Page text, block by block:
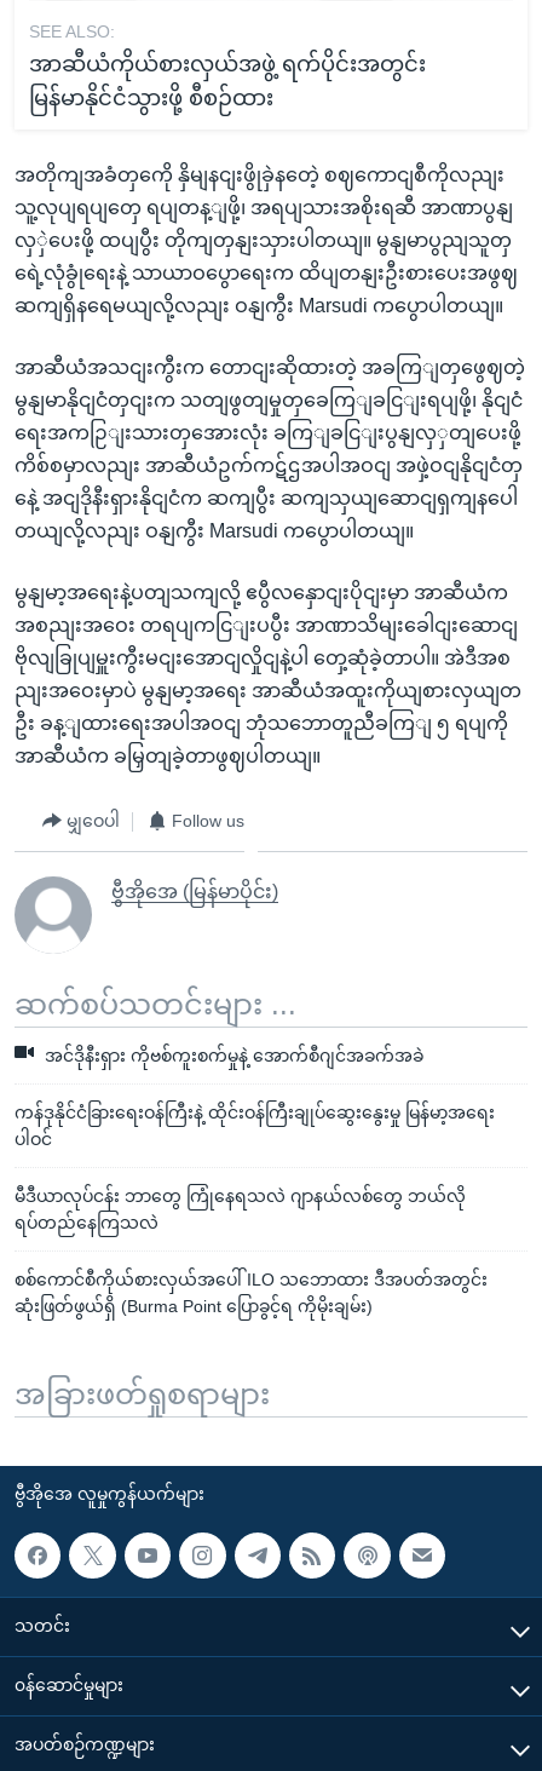
SEE ALSO:
အာဆီယံကိုယ်စားလှယ်အဖွဲ့ ရက်ပိုင်းအတွင်း
မြန်မာနိုင်ငံသွားဖို့ စီစဉ်ထား
အတိုကျအခံတှကေို နှိမျနငျးဖွိုခှဲနတေဲ့ စဈကောငျစီကိုလညျး
သူ့လုပျရပျတှေ ရပျတန့ျဖို့၊ အရပျသားအစိုးရဆီ အာဏာပွနျ
လှှဲပေးဖို့ ထပျပွီး တိုကျတှနျးသှားပါတယျ။ မွနျမာပွညျသူတှ
ရေဲ့လုံခွုံရေးနဲ့ သာယာဝပွောရေးက ထိပျတနျးဦးစားပေးအဖွဈ
ဆကျရှိနရေမယျလို့လညျး ဝနျကွီး Marsudi ကပွောပါတယျ။
အာဆီယံအသငျးကွီးက တောငျးဆိုထားတဲ့ အခကြျတှဖွေဈတဲ့
မွနျမာနိုငျငံတှငျးက သတျဖွတျမှုတှခေကြျခငြျးရပျဖို့၊ နိုငျငံ
ရေးအကဉြျးသားတှအေားလုံး ခကြျခငြျးပွနျလှှတျပေးဖို့
ကိစ်စမှာလညျး အာဆီယံဥက်ကဋ်ဌအပါအဝငျ အဖှဲ့ဝငျနိုငျငံတှ
နေဲ့ အငျဒိုနီးရှားနိုငျငံက ဆကျပွီး ဆကျသှယျဆောငျရှကျနပေါ
တယျလို့လညျး ဝနျကွီး Marsudi ကပွောပါတယျ။
မွနျမာ့အရေးနဲ့ပတျသကျလို့ ဧပွီလနှောငျးပိုငျးမှာ အာဆီယံက
အစညျးအဝေး တရပျကငြျးပပွီး အာဏာသိမျးခေါငျးဆောငျ
ဗိုလျခြုပျမှူးကွီးမငျးအောငျလှိုငျနဲ့ပါ တှေ့ဆုံခဲ့တာပါ။ အဲဒီအစ
ညျးအဝေးမှာပဲ မွနျမာ့အရေး အာဆီယံအထူးကိုယျစားလှယျတ
ဦး ခန့ျထားရေးအပါအဝငျ ဘုံသဘောတူညီခကြျ ၅ ရပျကို
အာဆီယံက ခမြှတျခဲ့တာဖွဈပါတယျ။
မျှဝေပါ Follow us
ဗွီအိုအေ (မြန်မာပိုင်း)
ဆက်စပ်သတင်းများ ...
အင်ဒိုနီးရှား ကိုဗစ်ကူးစက်မှုနဲ့ အောက်စီဂျင်အခက်အခဲ
ကန်ဒုနိုင်ငံခြားရေးဝန်ကြီးနဲ့ ထိုင်းဝန်ကြီးချုပ်ဆွေးနွေးမှု မြန်မာ့အရေး
ပါဝင်
မီဒီယာလုပ်ငန်း ဘာတွေ ကြုံနေရသလဲ ဂျာနယ်လစ်တွေ ဘယ်လို
ရပ်တည်နေကြသလဲ
စစ်ကောင်စီကိုယ်စားလှယ်အပေါ် ILO သဘောထား ဒီအပတ်အတွင်း
ဆုံးဖြတ်ဖွယ်ရှိ (Burma Point ပြောခွင့်ရ ကိုမိုးချမ်း)
အခြားဖတ်ရှုစရာများ
ဗွီအိုအေ လူမှုကွန်ယက်များ
သတင်း
၀န်ဆောင်မှုများ
အပတ်စဉ်ကဏ္ဍများ